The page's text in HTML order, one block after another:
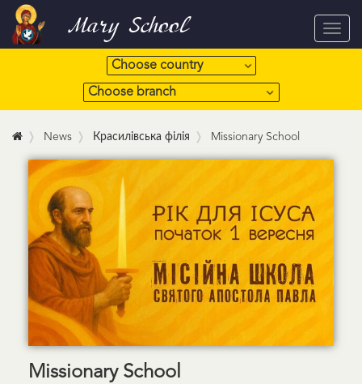
Mary School
News Красилівська філія Missionary School
Missionary School